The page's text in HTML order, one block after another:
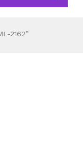
2162”